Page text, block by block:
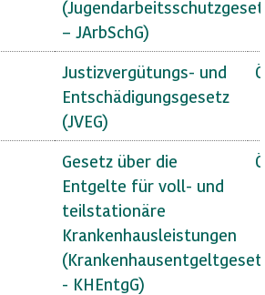
– JArbSchG)
Justizvergütungs- und
Entschädigungsgesetz
(JVEG)
Gesetz über die
Entgelte für voll- und
teilstationäre
Krankenhausleistungen
- KHEntgG)